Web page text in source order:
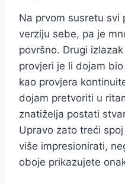
Na prvom susretu svi
verziju sebe, pa je
površno. Drugi
provjeri je li dojam
kao provjera
dojam pretvoriti u
znatiželja postati
Upravo zato treći
više impresionirati,
oboje prikazujete